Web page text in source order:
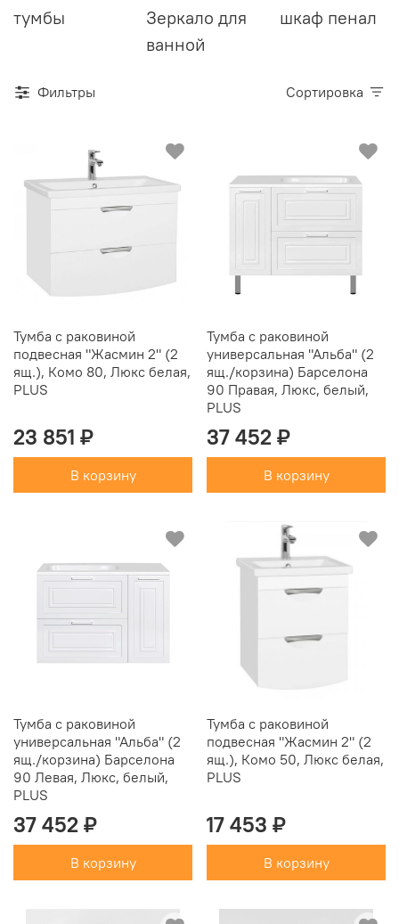
тумбы
Зеркало для
ванной
шкаф пенал
Фильтры Сортировка
Тумба с раковиной
подвесная "Жасмин 2" (2
ящ.), Комо 80, Люкс белая,
PLUS
23 851 ₽
В корзину
Тумба с раковиной
универсальная "Альба" (2
ящ./корзина) Барселона
90 Правая, Люкс, белый,
PLUS
37 452 ₽
В корзину
Тумба с раковиной
универсальная "Альба" (2
ящ./корзина) Барселона
90 Левая, Люкс, белый,
PLUS
37 452 ₽
В корзину
Тумба с раковиной
подвесная "Жасмин 2" (2
ящ.), Комо 50, Люкс белая,
PLUS
17 453 ₽
В корзину